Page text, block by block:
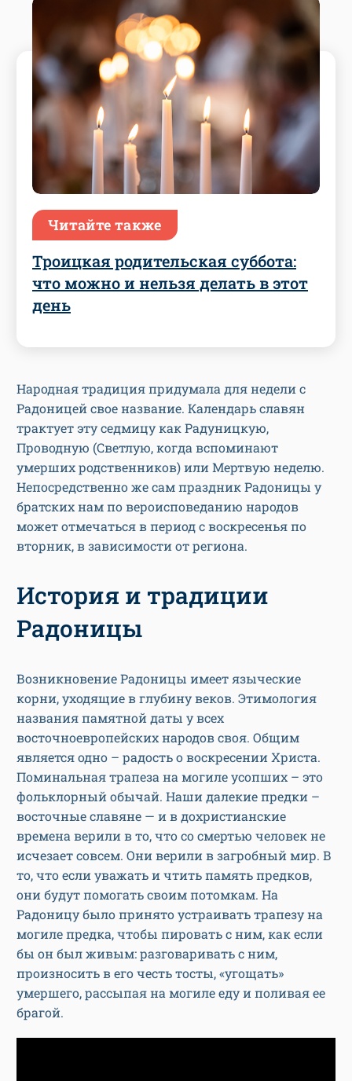
Читайте также
Троицкая родительская суббота:
что можно и нельзя делать в этот
день
Народная традиция придумала для недели с
Радоницей свое название. Календарь славян
трактует эту седмицу как Радуницкую,
Проводную (Светлую, когда вспоминают
умерших родственников) или Мертвую неделю.
Непосредственно же сам праздник Радоницы у
братских нам по вероисповеданию народов
может отмечаться в период с воскресенья по
вторник, в зависимости от региона.
История и традиции
Радоницы
Возникновение Радоницы имеет языческие
корни, уходящие в глубину веков. Этимология
названия памятной даты у всех
восточноевропейских народов своя. Общим
является одно – радость о воскресении Христа.
Поминальная трапеза на могиле усопших – это
фольклорный обычай. Наши далекие предки –
восточные славяне — и в дохристианские
времена верили в то, что со смертью человек не
исчезает совсем. Они верили в загробный мир. В
то, что если уважать и чтить память предков,
они будут помогать своим потомкам. На
Радоницу было принято устраивать трапезу на
могиле предка, чтобы пировать с ним, как если
бы он был живым: разговаривать с ним,
произносить в его честь тосты, «угощать»
умершего, рассыпая на могиле еду и поливая ее
брагой.